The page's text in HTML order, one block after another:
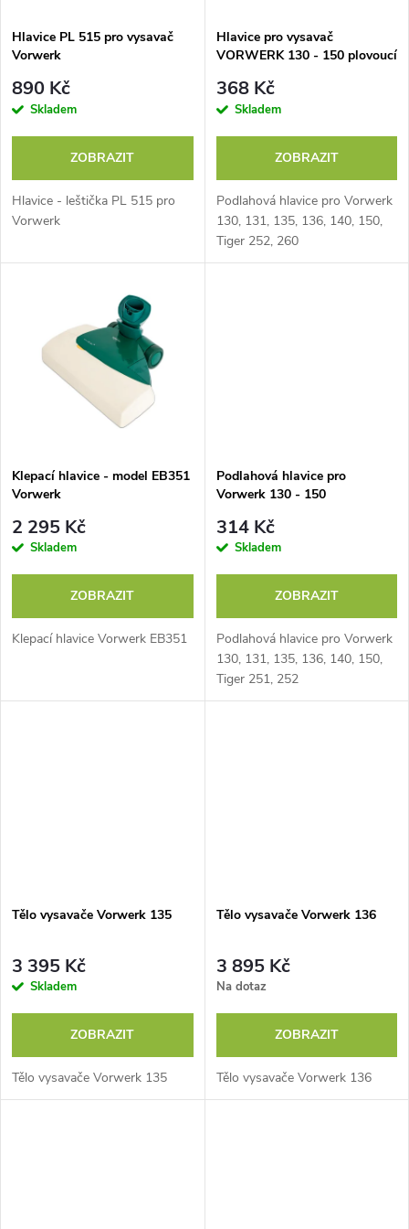
p
r
o
d
u
s
p
r
d
u
Hlavice PL 515 pro vysavač
Vorwerk
890 Kč
Skladem
ZOBRAZIT
Hlavice - leštička PL 515 pro
Vorwerk
Hlavice pro vysavač
VORWERK 130 - 150 plovoucí
368 Kč
Skladem
ZOBRAZIT
Podlahová hlavice pro Vorwerk
130, 131, 135, 136, 140, 150,
Tiger 252, 260
Klepací hlavice - model EB351
Vorwerk
2 295 Kč
Skladem
ZOBRAZIT
Klepací hlavice Vorwerk EB351
Podlahová hlavice pro
Vorwerk 130 - 150
314 Kč
Skladem
ZOBRAZIT
Podlahová hlavice pro Vorwerk
130, 131, 135, 136, 140, 150,
Tiger 251, 252
Tělo vysavače Vorwerk 135
3 395 Kč
Skladem
ZOBRAZIT
Tělo vysavače Vorwerk 135
Tělo vysavače Vorwerk 136
3 895 Kč
Na dotaz
ZOBRAZIT
Tělo vysavače Vorwerk 136